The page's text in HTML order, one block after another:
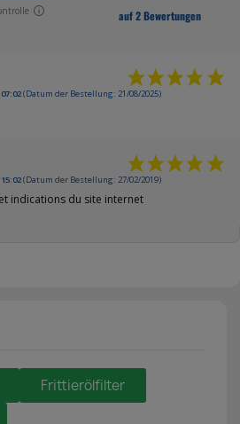
Frittierölfilter
auf 2 Bewertungen
(Datum der Bestellung: 21/08/2025)
(Datum der Bestellung: 27/02/2019)
indications du site internet